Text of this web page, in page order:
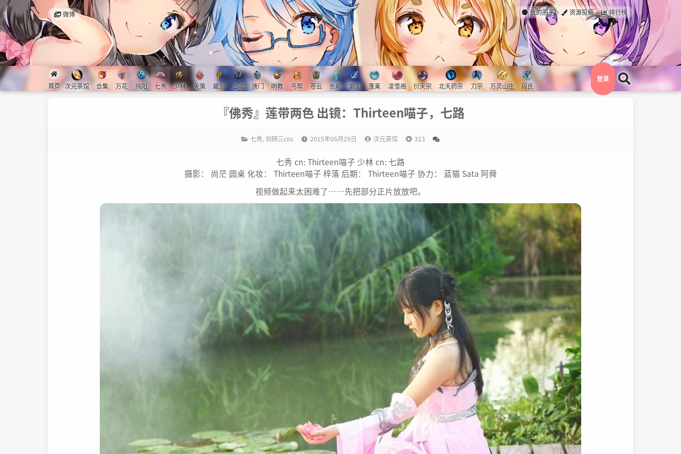
微博 我的圈子 资源投稿 排行榜
首页 次元茶馆 合集 万花 纯阳 七秀 少林 天策 藏剑 五毒 唐门 明教 丐帮 苍云 长歌 霸刀 蓬莱 凌雪阁 衍天宗 北天药宗 刀宗 万灵山庄 段氏
登录
『佛秀』莲带两色 出镜：Thirteen喵子，七路
七秀,剑网三cos 2015年06月29日 次元茶馆 313
七秀 cn: Thirteen喵子 少林 cn: 七路
摄影： 尚茫 圆桌 化妆： Thirteen喵子 梓落 后期： Thirteen喵子 协力： 蓝猫 Sata 阿舜
视频做起来太困难了……先把部分正片放放吧。